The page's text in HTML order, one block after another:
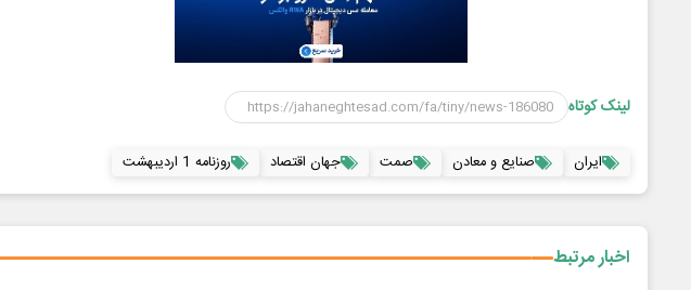
لینک کوتاه
ایران صنایع و معادن صمت جهان اقتصاد روزنامه 1 اردیبهشت
اخبار مرتبط